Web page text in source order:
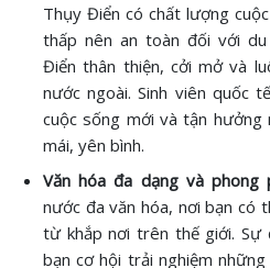
Thụy Điển có chất lượng
thấp nên an toàn đối với
Điển thân thiện, cởi mở và
nước ngoài. Sinh viên quốc
cuộc sống mới và tận
mái, yên bình.
Văn hóa đa dạng và phong
nước đa văn hóa, nơi bạn có
từ khắp nơi trên thế giới. Sự
bạn cơ hội trải nghiệm